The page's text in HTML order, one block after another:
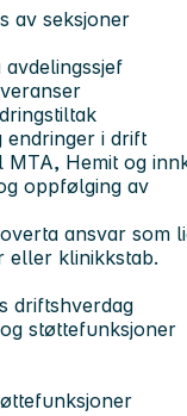
av seksjoner
endringer i drift
Hemit og
oppfølging av
ansvar som
eller klinikkstab.
driftshverdag
støttefunksjoner